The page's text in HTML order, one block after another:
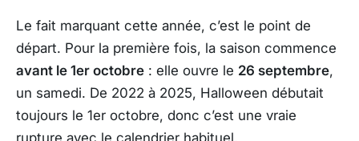
Le fait marquant cette année, c’est le point de
départ. Pour la première fois, la saison commence
avant le 1er octobre : elle ouvre le 26 septembre,
un samedi. De 2022 à 2025, Halloween débutait
toujours le 1er octobre, donc c’est une vraie